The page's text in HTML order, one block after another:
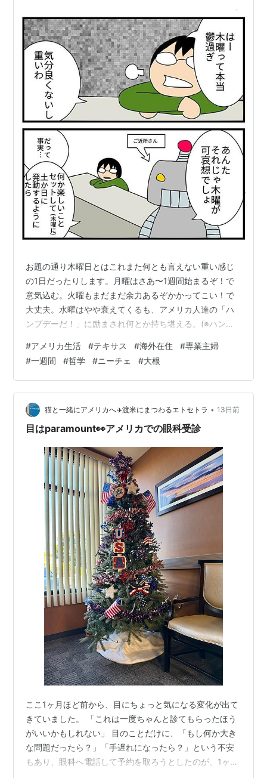
お題の通り木曜日とはこれまた何とも言えない重い感じ
の1日だったりします。月曜はさあ〜1週間始まるぞ！で
意気込む。火曜もまだまだ余力あるぞかかってこい！で
大丈夫。水曜はやや衰えてくるも、アメリカ人達の「ハ
ンプデーだ！」に励まされ何とか持ち堪える。(※ハンプ
くし切ってしまうのがいつも木曜。金曜は言わずもがな
花金ですので、体力はなくとも心は軽い。土日は体力回
復できる。 そうです。学生時代も会社員時代もいまもこ
の木曜にはなかなかてこずっています。なかなか自分の
中にスンナリ落とし込めない。何故なら月曜〜水曜まで
の疲労と、あとまだ木曜と金曜の2日も残って…
#アメリカ生活 #テキサス #海外在住 #専業主婦
#一週間 #哲学 #ニーチェ #大根
猫と一緒にアメリカへ✈️渡米にまつわるエトセトラ • 13日前
目はparamount👀アメリカでの眼科受診
ここ1ヶ月ほど前から、目にちょっと気になる変化が出て
きていました。 「これは一度ちゃんと診てもらったほう
がいいかもしれない」 目のことだけに、「もし何か大き
な問題だったら？」「手遅れになったら？」という不安
もあり、眼科へ電話して予約を取ろうとしたのが、1ヶ月